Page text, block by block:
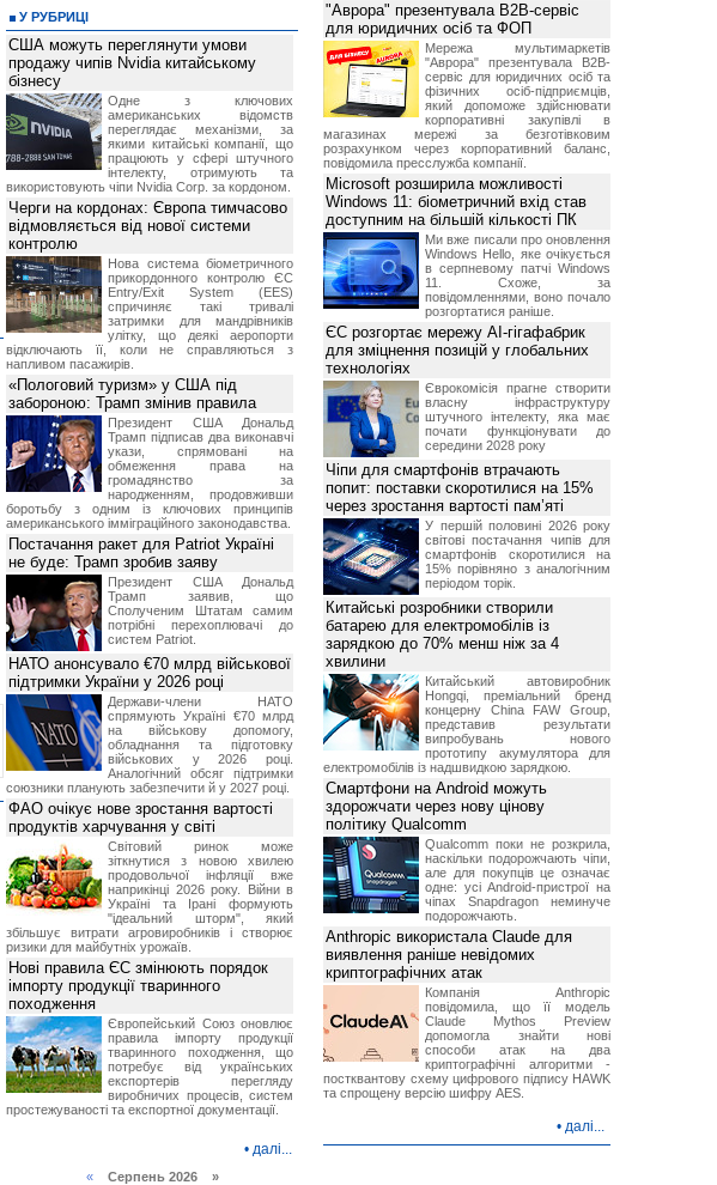
У РУБРИЦІ
США можуть переглянути умови
продажу чипів Nvidia китайському
бізнесу
Одне з ключових
американських відомств
переглядає механізми, за
якими китайські компанії, що
працюють у сфері штучного
інтелекту, отримують та
використовують чіпи Nvidia Corp. за кордоном.
Черги на кордонах: Європа тимчасово
відмовляється від нової системи
контролю
Нова система біометричного
прикордонного контролю ЄС
Entry/Exit System (EES)
спричиняє такі тривалі
затримки для мандрівників
улітку, що деякі аеропорти
відключають її, коли не справляються з
напливом пасажирів.
«Пологовий туризм» у США під
забороною: Трамп змінив правила
Президент США Дональд
Трамп підписав два виконавчі
укази, спрямовані на
обмеження права на
громадянство за
народженням, продовживши
боротьбу з одним із ключових принципів
американського імміграційного законодавства.
Постачання ракет для Patriot Україні
не буде: Трамп зробив заяву
Президент США Дональд
Трамп заявив, що
Сполученим Штатам самим
потрібні перехоплювачі до
систем Patriot.
НАТО анонсувало €70 млрд військової
підтримки України у 2026 році
Держави-члени НАТО
спрямують Україні €70 млрд
на військову допомогу,
обладнання та підготовку
військових у 2026 році.
Аналогічний обсяг підтримки
союзники планують забезпечити й у 2027 році.
ФАО очікує нове зростання вартості
продуктів харчування у світі
Світовий ринок може
зіткнутися з новою хвилею
продовольчої інфляції вже
наприкінці 2026 року. Війни в
Україні та Ірані формують
"ідеальний шторм", який
збільшує витрати агровиробників і створює
ризики для майбутніх урожаїв.
Нові правила ЄС змінюють порядок
імпорту продукції тваринного
походження
Європейський Союз оновлює
правила імпорту продукції
тваринного походження, що
потребує від українських
експортерів перегляду
виробничих процесів, систем
простежуваності та експортної документації.
• далі...
«Серпень 2026 »
"Аврора" презентувала B2B-сервіс
для юридичних осіб та ФОП
Мережа мультимаркетів
"Аврора" презентувала B2B-
сервіс для юридичних осіб та
фізичних осіб-підприємців,
який допоможе здійснювати
корпоративні закупівлі в
магазинах мережі за безготівковим
розрахунком через корпоративний баланс,
повідомила пресслужба компанії.
Microsoft розширила можливості
Windows 11: біометричний вхід став
доступним на більшій кількості ПК
Ми вже писали про оновлення
Windows Hello, яке очікується
в серпневому патчі Windows
11. Схоже, за
повідомленнями, воно почало
розгортатися раніше.
ЄС розгортає мережу AI-гігафабрик
для зміцнення позицій у глобальних
технологіях
Єврокомісія прагне створити
власну інфраструктуру
штучного інтелекту, яка має
почати функціонувати до
середини 2028 року
Чіпи для смартфонів втрачають
попит: поставки скоротилися на 15%
через зростання вартості пам’яті
У першій половині 2026 року
світові постачання чипів для
смартфонів скоротилися на
15% порівняно з аналогічним
періодом торік.
Китайські розробники створили
батарею для електромобілів із
зарядкою до 70% менш ніж за 4
хвилини
Китайський автовиробник
Hongqi, преміальний бренд
концерну China FAW Group,
представив результати
випробувань нового
прототипу акумулятора для
електромобілів із надшвидкою зарядкою.
Смартфони на Android можуть
здорожчати через нову цінову
політику Qualcomm
Qualcomm поки не розкрила,
наскільки подорожчають чіпи,
але для покупців це означає
одне: усі Android-пристрої на
чіпах Snapdragon неминуче
подорожчають.
Anthropic використала Claude для
виявлення раніше невідомих
криптографічних атак
Компанія Anthropic
повідомила, що її модель
Claude Mythos Preview
допомогла знайти нові
способи атак на два
криптографічні алгоритми -
постквантову схему цифрового підпису HAWK
та спрощену версію шифру AES.
• далі...